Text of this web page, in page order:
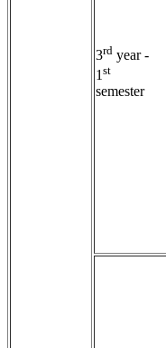
3rd year -
1st
semester